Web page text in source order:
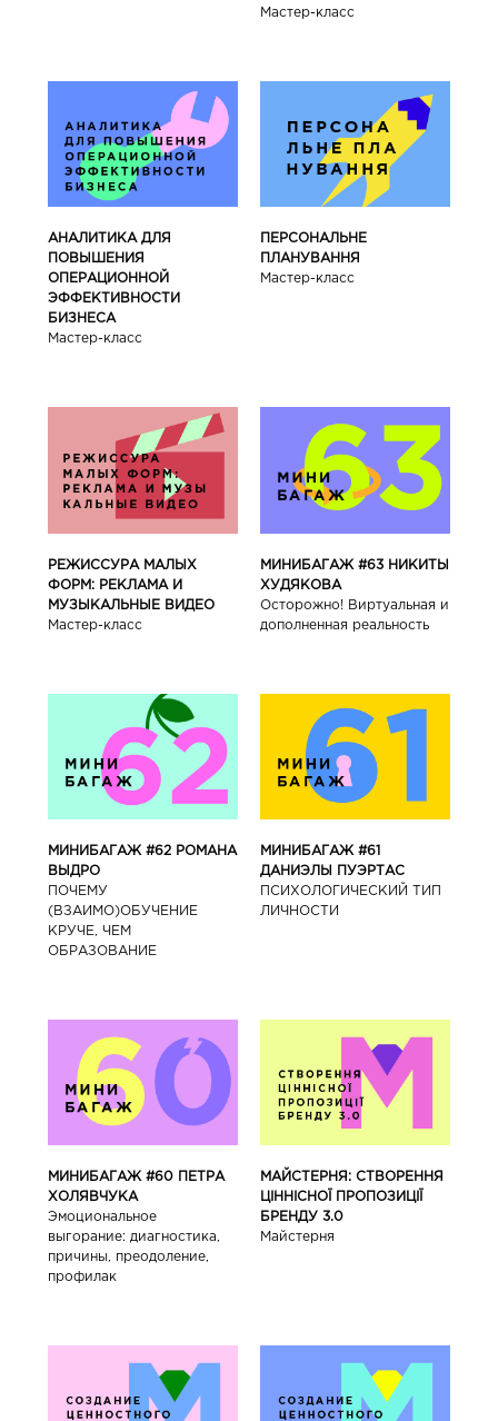
Мастер-класс
АНАЛИТИКА ДЛЯ
ПОВЫШЕНИЯ
ОПЕРАЦИОННОЙ
ЭФФЕКТИВНОСТИ
БИЗНЕСА
Мастер-класс
ПЕРСОНАЛЬНЕ
ПЛАНУВАННЯ
Мастер-класс
РЕЖИССУРА МАЛЫХ
ФОРМ: РЕКЛАМА И
МУЗЫКАЛЬНЫЕ ВИДЕО
Мастер-класс
МИНИБАГАЖ #63 НИКИТЫ
ХУДЯКОВА
Осторожно! Виртуальная и
дополненная реальность
МИНИБАГАЖ #62 РОМАНА
ВЫДРО
ПОЧЕМУ
(ВЗАИМО)ОБУЧЕНИЕ
КРУЧЕ, ЧЕМ
ОБРАЗОВАНИЕ
МИНИБАГАЖ #61
ДАНИЭЛЫ ПУЭРТАС
ПСИХОЛОГИЧЕСКИЙ ТИП
ЛИЧНОСТИ
МИНИБАГАЖ #60 ПЕТРА
ХОЛЯВЧУКА
Эмоциональное
выгорание: диагностика,
причины, преодоление,
профилак
МАЙСТЕРНЯ: СТВОРЕННЯ
ЦІННІСНОЇ ПРОПОЗИЦІЇ
БРЕНДУ 3.0
Майстерня